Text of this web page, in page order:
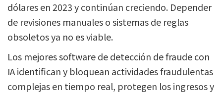
dólares en 2023 y continúan creciendo. Depender
de revisiones manuales o sistemas de reglas
obsoletos ya no es viable.
Los mejores software de detección de fraude con
IA identifican y bloquean actividades fraudulentas
complejas en tiempo real, protegen los ingresos y